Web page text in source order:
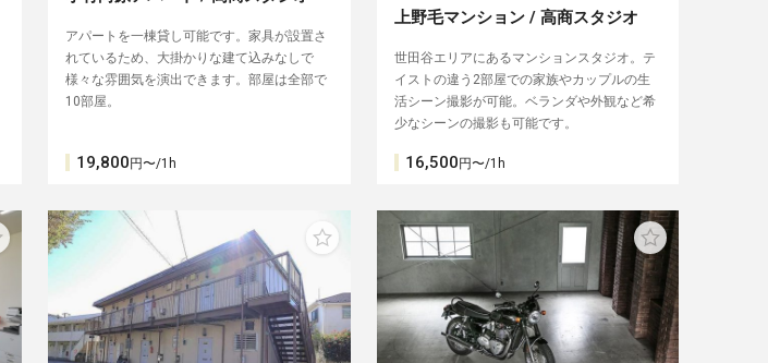
アパートを一棟貸し可能です。家具が設置さ
れているため、大掛かりな建て込みなしで
様々な雰囲気を演出できます。部屋は全部で
10部屋。
19,800 円〜/1h
上野毛マンション / 高商スタジオ
世田谷エリアにあるマンションスタジオ。テ
イストの違う2部屋での家族やカップルの生
活シーン撮影が可能。ベランダや外観など希
少なシーンの撮影も可能です。
16,500 円〜/1h